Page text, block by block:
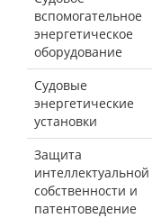
вспомогательное
энергетическое
оборудование
Судовые
энергетические
установки
Защита
интеллектуальной
собственности и
патентоведение